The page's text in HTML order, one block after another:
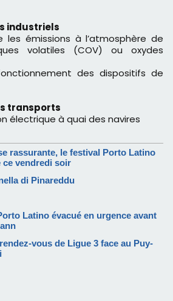
industriels
les émissions à l’atmosphère de
volatiles (COV) ou oxydes
des dispositifs de
transports
électrique à quai des navires
rassurante, le festival Porto Latino
ce vendredi soir
di Pinareddu
Latino évacué en urgence avant
vous de Ligue 3 face au Puy-